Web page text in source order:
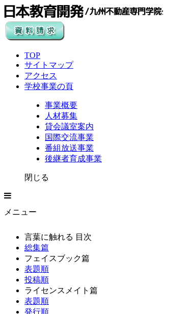
TOP
サイトマップ
アクセス
学校事業の頁
事業概要
人材募集
貸会議室案内
国際交流事業
番組放送事業
後継者育成事業
閉じる
メニュー
言葉に触れる 目次
総集篇
フェイスブック篇
表題順
投稿順
ライセンスメイト篇
表題順
発行順